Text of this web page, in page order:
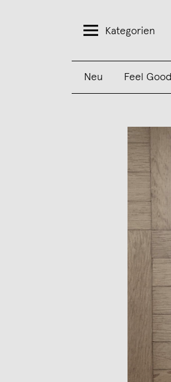
Kategorien
Neu Feel Good